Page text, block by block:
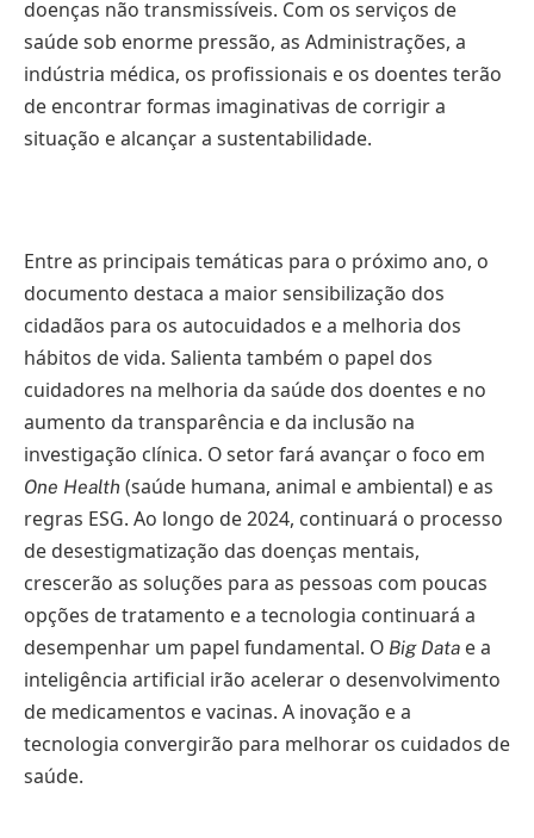
doenças não transmissíveis. Com os serviços de
saúde sob enorme pressão, as Administrações, a
indústria médica, os profissionais e os doentes terão
de encontrar formas imaginativas de corrigir a
situação e alcançar a sustentabilidade.
Entre as principais temáticas para o próximo ano, o
documento destaca a maior sensibilização dos
cidadãos para os autocuidados e a melhoria dos
hábitos de vida. Salienta também o papel dos
cuidadores na melhoria da saúde dos doentes e no
aumento da transparência e da inclusão na
investigação clínica. O setor fará avançar o foco em
One Health (saúde humana, animal e ambiental) e as
regras ESG. Ao longo de 2024, continuará o processo
de desestigmatização das doenças mentais,
crescerão as soluções para as pessoas com poucas
opções de tratamento e a tecnologia continuará a
desempenhar um papel fundamental. O Big Data e a
inteligência artificial irão acelerar o desenvolvimento
de medicamentos e vacinas. A inovação e a
tecnologia convergirão para melhorar os cuidados de
saúde.